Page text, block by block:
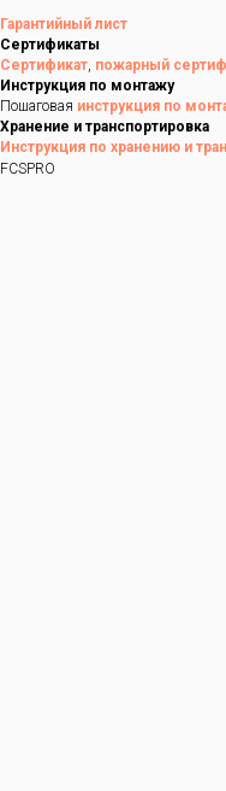
Гарантийный лист
Сертификаты
Сертификат, пожарный
Инструкция по монтажу
Пошаговая инструкция по
Хранение и транспортировка
Инструкция по хранению и
FCSPRO